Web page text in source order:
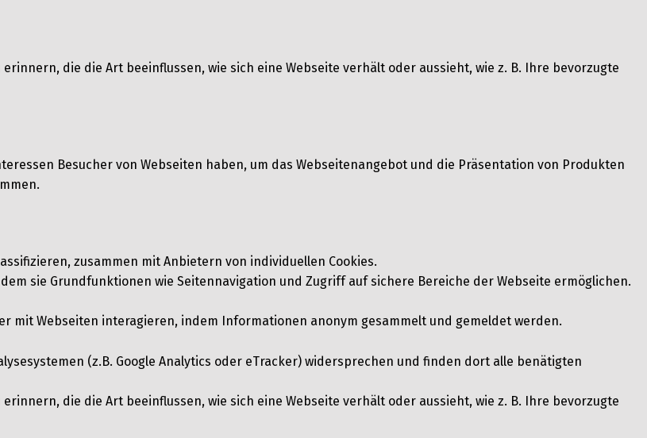
die die Art beeinflussen, wie sich eine Webseite verhält oder aussieht, wie z. B. Ihre bevorzugte
Besucher von Webseiten haben, um das Webseitenangebot und die Präsentation von Produkten
zusammen mit Anbietern von individuellen Cookies.
sie Grundfunktionen wie Seitennavigation und Zugriff auf sichere Bereiche der Webseite ermöglichen.
mit Webseiten interagieren, indem Informationen anonym gesammelt und gemeldet werden.
(z.B. Google Analytics oder eTracker) widersprechen und finden dort alle benätigten
die die Art beeinflussen, wie sich eine Webseite verhält oder aussieht, wie z. B. Ihre bevorzugte